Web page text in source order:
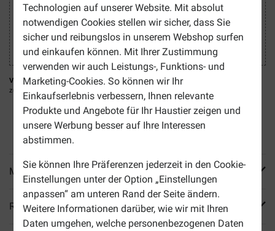
Technologien auf unserer Website. Mit absolut
notwendigen Cookies stellen wir sicher, dass Sie
sicher und reibungslos in unserem Webshop surfen
und einkaufen können. Mit Ihrer Zustimmung
verwenden wir auch Leistungs-, Funktions- und
Marketing-Cookies. So können wir Ihr
Einkaufserlebnis verbessern, Ihnen relevante
Produkte und Angebote für Ihr Haustier zeigen und
unsere Werbung besser auf Ihre Interessen
abstimmen.
Sie können Ihre Präferenzen jederzeit in den Cookie-
Einstellungen unter der Option „Einstellungen
anpassen“ am unteren Rand der Seite ändern.
Weitere Informationen darüber, wie wir mit Ihren
Daten umgehen, welche personenbezogenen Daten
Virbac Epiotic SIS Ohrreiniger für Hund und Katze ist ein fettfreies Pflegeprodukt
zur Reinigung der Ohren Ihres Haustieres.
Reduziert übermässiges Wachstum von Bakterien
Stärkt den Widerstand des Gehörgangs
Geeignet für Hunde, Welpen, Katzen und Kätzchen
Mehr Produktinfos
Reviews